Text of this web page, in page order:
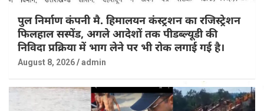
पुल निर्माण कंपनी मै. हिमालयन कंस्ट्रशन का रजिस्ट्रेशन
फिलहाल सस्पेंड, अगले आदेशों तक पीडब्ल्यूडी की
निविदा प्रक्रिया में भाग लेने पर भी रोक लगाई गई है।
August 8, 2026 admin